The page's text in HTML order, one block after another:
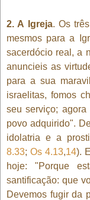
2. A Igreja. Os
mesmos para a
sacerdócio real, a
anuncieis as
para a sua
israelitas, fomos
seu serviço;
povo adquirido".
idolatria e a
8.33; Os 4.13,14).
hoje: "Porque
santificação: que
Devemos fugir da